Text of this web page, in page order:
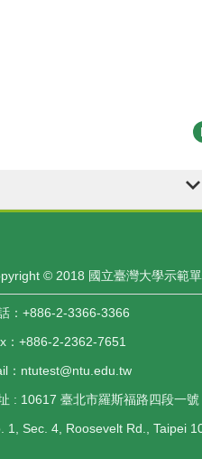
© 2018 國立臺灣大學示範
：+886-2-3366-3366
：+886-2-2362-7651
：ntutest@ntu.edu.tw
: 10617 臺北市羅斯福路四段一號
1, Sec. 4, Roosevelt Rd., Taipei